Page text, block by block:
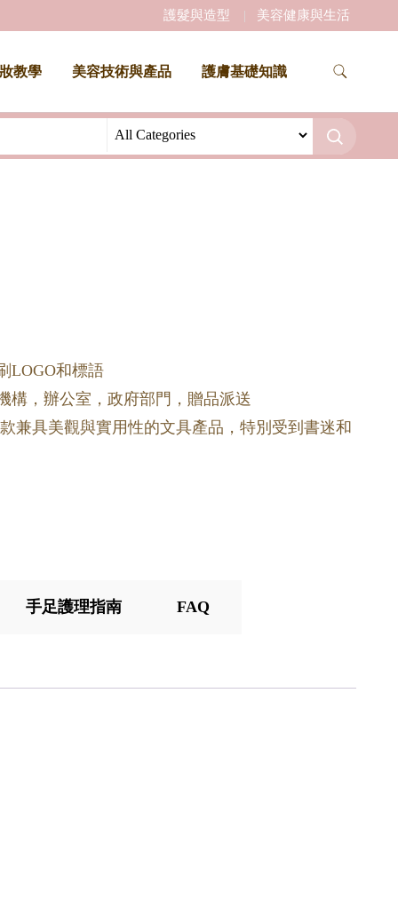
護髮與造型 美容健康與生活
教學 美容技術與產品 護膚基礎知識
LOGO和標語
構，辦公室，政府部門，贈品派送
兼具美觀與實用性的文具產品，特別受到書迷和
手足護理指南 FAQ